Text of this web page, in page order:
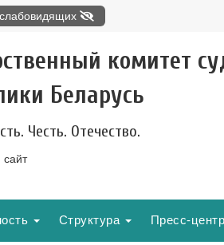
комитет
Беларусь
Честь. Отечество.
Структура Пресс-центр